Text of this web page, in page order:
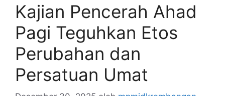
Kajian Pencerah Ahad
Pagi Teguhkan Etos
Perubahan dan
Persatuan Umat